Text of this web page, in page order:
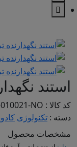
استند
کد کالا : IGTE-010021-NO
دسته : تکنولوژی
مشخصات محصول